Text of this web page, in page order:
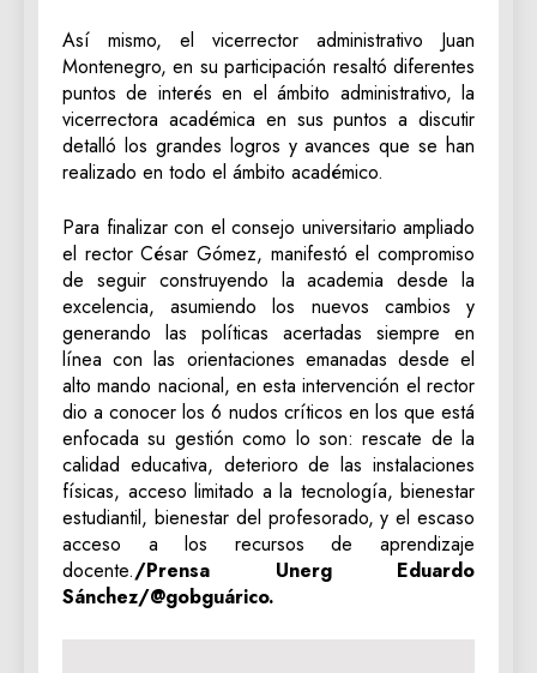
Así mismo, el vicerrector administrativo Juan
Montenegro, en su participación resaltó diferentes
puntos de interés en el ámbito administrativo, la
vicerrectora académica en sus puntos a discutir
detalló los grandes logros y avances que se han
realizado en todo el ámbito académico.
Para finalizar con el consejo universitario ampliado
el rector César Gómez, manifestó el compromiso
de seguir construyendo la academia desde la
excelencia, asumiendo los nuevos cambios y
generando las políticas acertadas siempre en
línea con las orientaciones emanadas desde el
alto mando nacional, en esta intervención el rector
dio a conocer los 6 nudos críticos en los que está
enfocada su gestión como lo son: rescate de la
calidad educativa, deterioro de las instalaciones
físicas, acceso limitado a la tecnología, bienestar
estudiantil, bienestar del profesorado, y el escaso
acceso a los recursos de aprendizaje
docente./Prensa Unerg Eduardo
Sánchez/@gobguárico.